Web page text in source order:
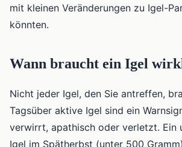
mit kleinen Veränderungen zu Igel-
könnten.
Wann braucht ein Igel
Nicht jeder Igel, den Sie antreffen,
Tagsüber aktive Igel sind ein
verwirrt, apathisch oder verletzt. Ein
Igel im Spätherbst (unter 500